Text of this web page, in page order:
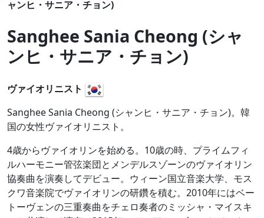
ャンヒ・サニア・チョン)
Sanghee Sania Cheong (シャ
ンヒ・サニア・チョン)
ヴァイオリニスト
Sanghee Sania Cheong (シャンヒ・サニア・チョン)。韓
国の女性ヴァイオリニスト。
4歳からヴァイオリンを始める。10歳の時、プライムフィ
ルハーモニー管弦楽団とメンデルスゾーンのヴァイオリン
協奏曲を演奏してデビュー。ウィーン国立音楽大学、モス
クワ音楽院でヴァイオリンの研鑽を積む。2010年にはベー
トーヴェンの三重奏曲をチェロ奏者のミッシャ・マイスキ